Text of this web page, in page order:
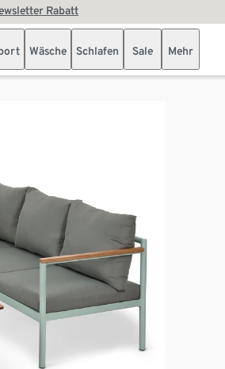
Rabatt
Wäsche Schlafen Sale Mehr